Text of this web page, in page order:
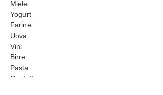
Miele
Yogurt
Farine
Uova
Vini
Birre
Pasta
Confetture